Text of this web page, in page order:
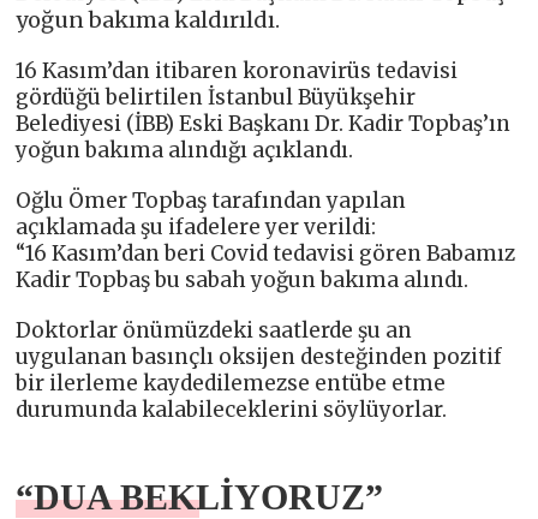
yoğun bakıma kaldırıldı.
16 Kasım’dan itibaren koronavirüs tedavisi
gördüğü belirtilen İstanbul Büyükşehir
Belediyesi (İBB) Eski Başkanı Dr. Kadir Topbaş’ın
yoğun bakıma alındığı açıklandı.
Oğlu Ömer Topbaş tarafından yapılan
açıklamada şu ifadelere yer verildi:
“16 Kasım’dan beri Covid tedavisi gören Babamız
Kadir Topbaş bu sabah yoğun bakıma alındı.
Doktorlar önümüzdeki saatlerde şu an
uygulanan basınçlı oksijen desteğinden pozitif
bir ilerleme kaydedilemezse entübe etme
durumunda kalabileceklerini söylüyorlar.
“DUA BEKLİYORUZ”